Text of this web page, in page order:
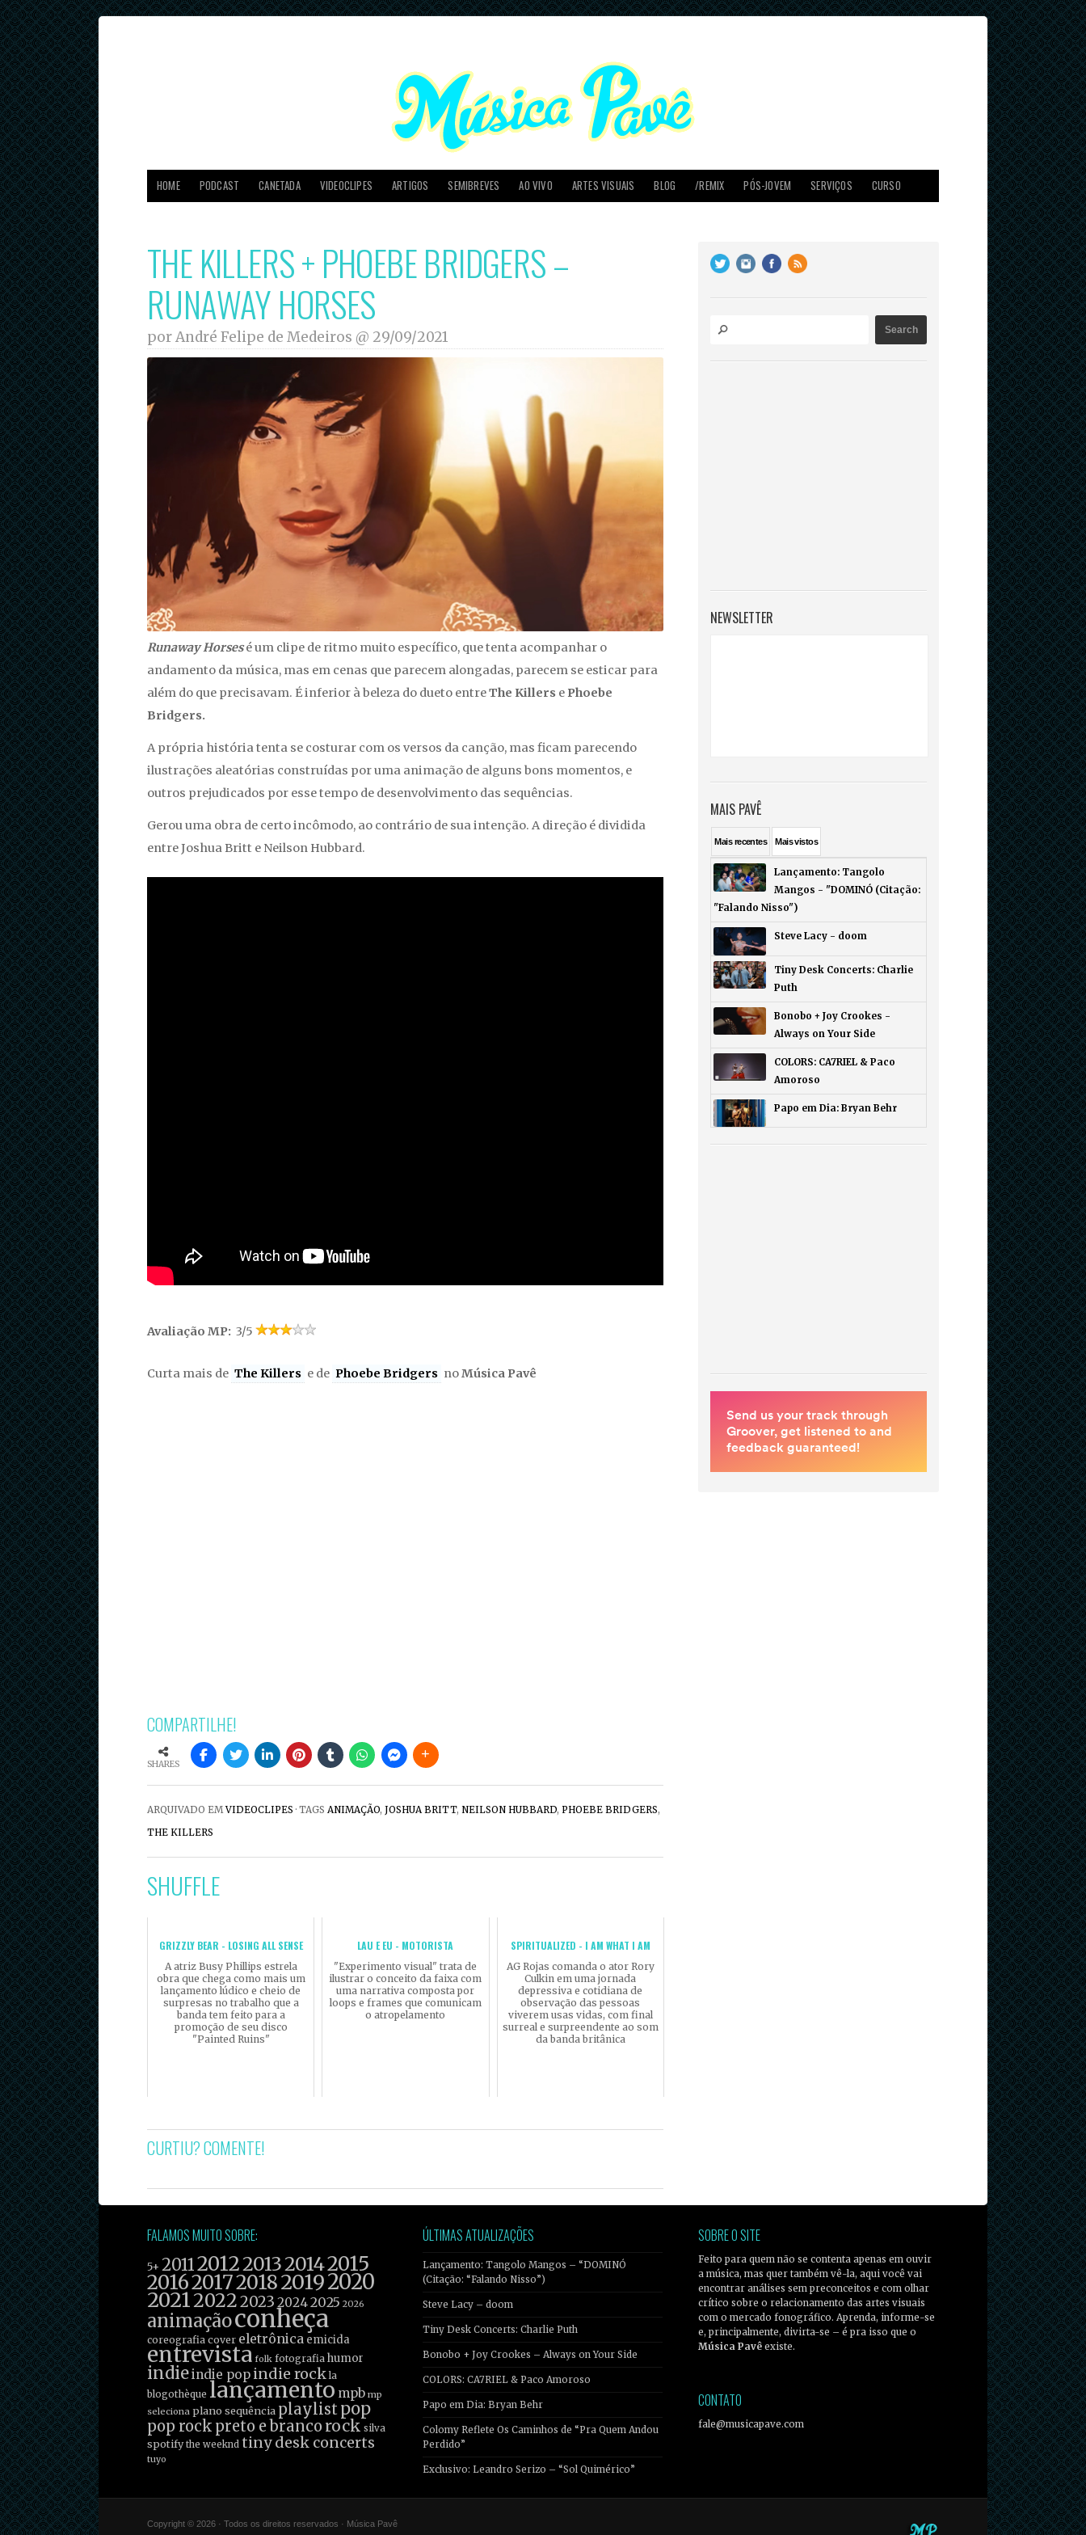
HOME PODCAST CANETADA VIDEOCLIPES ARTIGOS SEMIBREVES AO VIVO ARTES VISUAIS BLOG /REMIX PÓS-JOVEM SERVIÇOS CURSO
THE KILLERS + PHOEBE BRIDGERS –
RUNAWAY HORSES
por André Felipe de Medeiros @ 29/09/2021
Runaway Horsesé um clipe de ritmo muito específico, que tenta acompanhar o
andamento da música, mas em cenas que parecem alongadas, parecem se esticar para
além do que precisavam. É inferior à beleza do dueto entreThe Killers e Phoebe
Bridgers.
A própria história tenta se costurar com os versos da canção, mas ficam parecendo
ilustrações aleatórias construídas por uma animação de alguns bons momentos, e
outros prejudicados por esse tempo de desenvolvimento das sequências.
Gerou uma obra de certo incômodo, ao contrário de sua intenção. A direção é dividida
entre Joshua Britt e Neilson Hubbard.
Avaliação MP: 3/5
Curta mais de The Killers e de Phoebe Bridgers noMúsica Pavê
COMPARTILHE!
SHARES
ARQUIVADO EMVIDEOCLIPES · TAGS ANIMAÇÃO, JOSHUA BRITT, NEILSON HUBBARD, PHOEBE BRIDGERS,
THE KILLERS
SHUFFLE
GRIZZLY BEAR - LOSING ALL SENSE
A atriz Busy Phillips estrela
obra que chega como mais um
lançamento lúdico e cheio de
surpresas no trabalho que a
banda tem feito para a
promoção de seu disco
"Painted Ruins"
LAU E EU - MOTORISTA
"Experimento visual" trata de
ilustrar o conceito da faixa com
uma narrativa composta por
loops e frames que comunicam
o atropelamento
SPIRITUALIZED - I AM WHAT I AM
AG Rojas comanda o ator Rory
Culkin em uma jornada
depressiva e cotidiana de
observação das pessoas
viverem usas vidas, com final
surreal e surpreendente ao som
da banda britânica
CURTIU? COMENTE!
NEWSLETTER
MAIS PAVÊ
Maisrecentes Maisvistos
Lançamento: Tangolo
Mangos - "DOMINÓ (Citação:
"Falando Nisso")
Steve Lacy - doom
Tiny Desk Concerts: Charlie
Puth
Bonobo + Joy Crookes -
Always on Your Side
COLORS: CA7RIEL & Paco
Amoroso
Papo em Dia: Bryan Behr
FALAMOS MUITO SOBRE:
5+ 20112012201320142015
20162017201820192020
202120222023 20242025 2026
animaçãoconheça
coreografia cover eletrônica emicida
entrevista folk fotografia humor
indieindie pop indie rock la
blogothèque lançamento mpb mp
seleciona plano sequência playlist pop
pop rock preto e branco rock silva
spotify the weeknd tiny desk concerts
tuyo
ÚLTIMAS ATUALIZAÇÕES
Lançamento: Tangolo Mangos – “DOMINÓ
(Citação: “Falando Nisso”)
Steve Lacy – doom
Tiny Desk Concerts: Charlie Puth
Bonobo + Joy Crookes – Always on Your Side
COLORS: CA7RIEL & Paco Amoroso
Papo em Dia: Bryan Behr
Colomy Reflete Os Caminhos de “Pra Quem Andou
Perdido”
Exclusivo: Leandro Serizo – “Sol Quimérico”
SOBRE O SITE
Feito para quem não se contenta apenas em ouvir
a música, mas quer também vê-la, aqui você vai
encontrar análises sem preconceitos e com olhar
crítico sobre o relacionamento das artes visuais
com o mercado fonográfico. Aprenda, informe-se
e, principalmente, divirta-se – é pra isso que o
Música Pavê existe.
CONTATO
fale@musicapave.com
Copyright © 2026 · Todos os direitos reservados · Música Pavê